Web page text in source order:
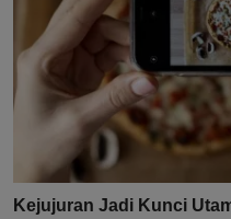
Kejujuran Jadi Kunci